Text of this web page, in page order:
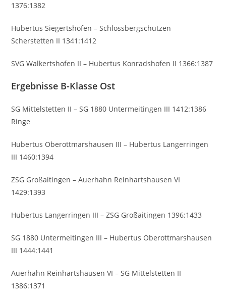
1376:1382
Hubertus Siegertshofen – Schlossbergschützen
Scherstetten II 1341:1412
SVG Walkertshofen II – Hubertus Konradshofen II 1366:1387
Ergebnisse B-Klasse Ost
SG Mittelstetten II – SG 1880 Untermeitingen III 1412:1386
Ringe
Hubertus Oberottmarshausen III – Hubertus Langerringen
III 1460:1394
ZSG Großaitingen – Auerhahn Reinhartshausen VI
1429:1393
Hubertus Langerringen III – ZSG Großaitingen 1396:1433
SG 1880 Untermeitingen III – Hubertus Oberottmarshausen
III 1444:1441
Auerhahn Reinhartshausen VI – SG Mittelstetten II
1386:1371